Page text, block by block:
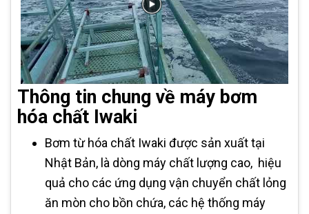
Thông tin chung về máy bơm
hóa chất Iwaki
Bơm từ hóa chất Iwaki được sản xuất tại
Nhật Bản, là dòng máy chất lượng cao, hiệu
quả cho các ứng dụng vận chuyển chất lỏng
ăn mòn cho bồn chứa, các hệ thống máy